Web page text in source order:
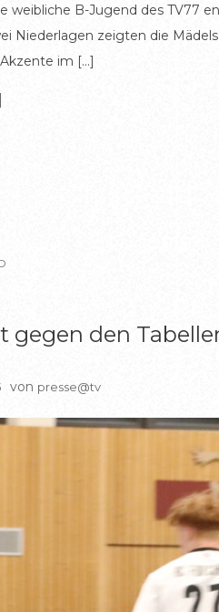
B-Jugend des TV77
Niederlagen zeigten die
im […]
gegen den
von presse@tv